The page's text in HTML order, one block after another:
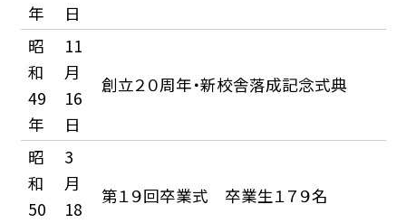
年
日
昭
和
49
年
11
月
16
日
創立２０周年・新校舎落成記念式典
昭
和
50
3
月
18
第１９回卒業式 卒業生１７９名